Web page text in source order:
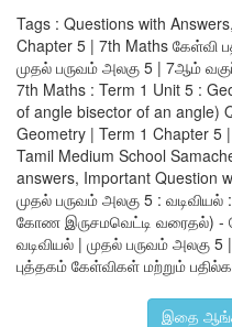
BG, ∠ ABC ன் கோண இருசம
v) 110° அளவுடைய ∠ ABC
பாகைமானியைப்
Tags : Questions with
Chapter 5 | 7th Maths கேள்வி
முதல் பருவம் அலகு 5 | 7ஆம்
7th Maths : Term 1 Unit 5 :
of angle bisector of an angle)
Geometry | Term 1 Chapter 5
Tamil Medium School
answers, Important Question
முதல் பருவம் அலகு 5 :
கோண இருசமவெட்டி வரைதல்) -
வடிவியல் | முதல் பருவம் அலகு
புத்தகம் கேள்விகள் மற்றும்
இதை